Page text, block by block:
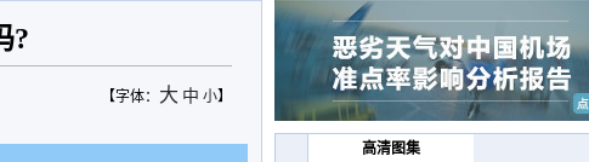
?
【字体： 大 中 小】
高清图集